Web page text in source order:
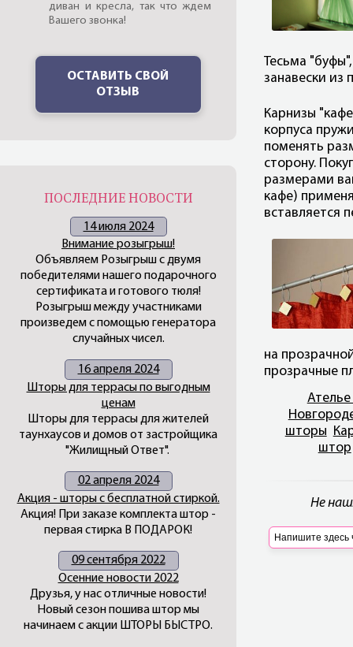
Тесьма
занавески из
Карнизы
корпуса
поменять
сторону.
размерами
кафе)
вставляется
на
прозрачные
шторы
штор
Не
диван и кресла, так что ждем
Вашего звонка!
ОСТАВИТЬ СВОЙ
ОТЗЫВ
ПОСЛЕДНИЕ НОВОСТИ
14 июля 2024
Внимание розыгрыш!
Объявляем Розыгрыш с двумя
победителями нашего подарочного
сертификата и готового тюля!
Розыгрыш между участниками
произведем с помощью генератора
случайных чисел.
16 апреля 2024
Шторы для террасы по выгодным
ценам
Шторы для террасы для жителей
таунхаусов и домов от застройщика
"Жилищный Ответ".
02 апреля 2024
Акция - шторы с бесплатной стиркой.
Акция! При заказе комплекта штор -
первая стирка В ПОДАРОК!
09 сентября 2022
Осенние новости 2022
Друзья, у нас отличные новости!
Новый сезон пошива штор мы
начинаем с акции ШТОРЫ БЫСТРО.